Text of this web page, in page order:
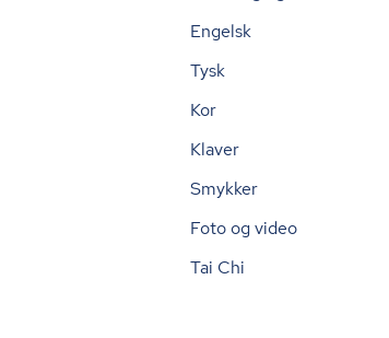
Engelsk
Tysk
Kor
Klaver
Smykker
Foto og video
Tai Chi